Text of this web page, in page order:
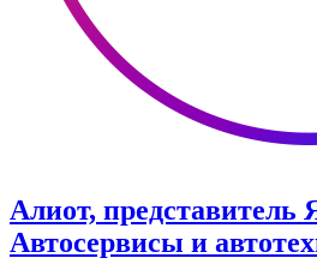
Алиот, представитель
Автосервисы и